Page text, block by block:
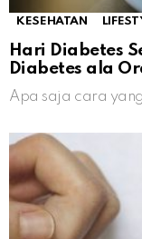
KESEHATAN
Hari Diabetes
Diabetes ala
Apa saja cara